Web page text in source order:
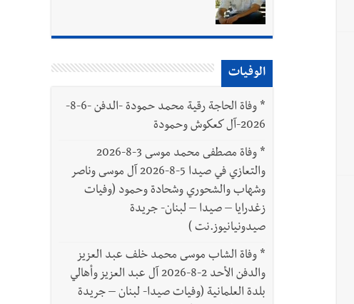
الاماراتي خلف الحبتور : 112 شهيداً شُيّعوا في ‫غزة‬ بعد أن بقوا تحت الأنقاض منذ عام 2023: أيُعقل أن يبقى الشعب الفلسطيني يعيش كل هذا الألم؟ وإلى متى
الوفيات
*
وفاة الحاجة رقية محمد حمودة -الدفن -6-8-
2026-آل كعكوش وحمودة
*
وفاة مصطفى محمد موسى 3-8-2026
والتعازي في صيدا 5-8-2026 آل موسى وناصر
وشهاب والشحوري وشحادة وحمود (وفيات
زغدرايا – صيدا – لبنان- جريدة
صيدونيانيوز.نت )
* وفاة الشاب موسى محمد خلف عبد العزيز
والدفن الأحد 2-8-2026 آل عبد العزيز وأهالي
بلدة العلمانية (وفيات صيدا- لبنان – جريدة